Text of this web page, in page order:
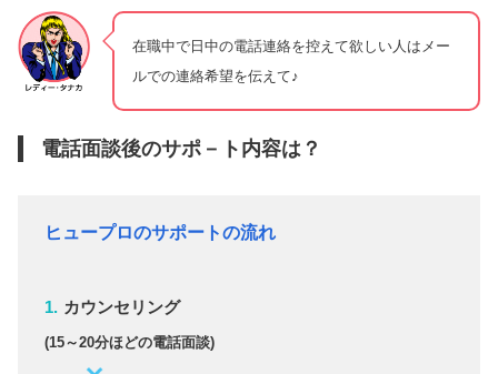
在職中で日中の電話連絡を控えて欲しい人はメー
ルでの連絡希望を伝えて♪
電話面談後のサポ－ト内容は？
ヒュープロのサポートの流れ
カウンセリング
(15～20分ほどの電話面談)